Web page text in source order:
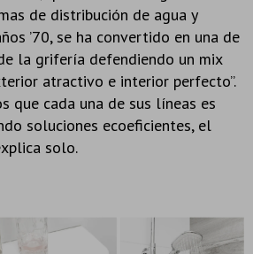
de distribución de agua y
’70, se ha convertido en una de
la grifería defendiendo un mix
atractivo e interior perfecto”.
que cada una de sus líneas es
soluciones ecoeficientes, el
solo.